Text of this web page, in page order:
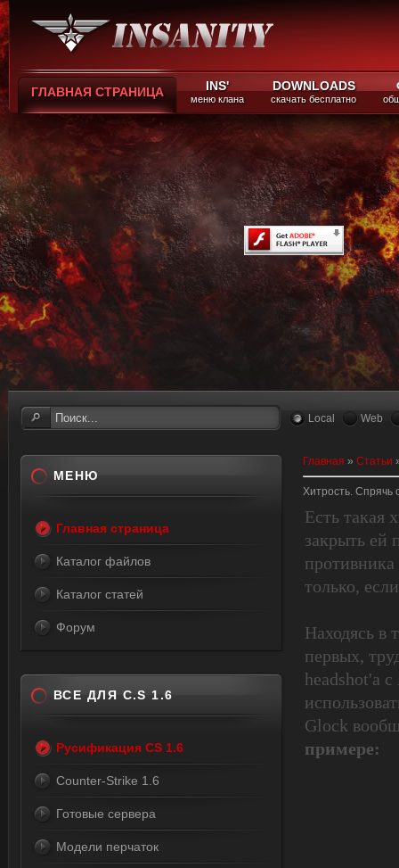
ГЛАВНАЯ СТРАНИЦА INS'
меню клана
DOWNLOADS
скачать бесплатно
Local Web
Главная » Статьи
Хитрость. Спрячь
Есть такая
закрыть ей
противника
только,
Находясь в
первых,
headshot'а
Glock
примере:
МЕНЮ
Главная страница
Каталог файлов
Каталог статей
Форум
ВСЕ ДЛЯ C.S 1.6
Русификация CS 1.6
Counter-Strike 1.6
Готовые сервера
Модели перчаток